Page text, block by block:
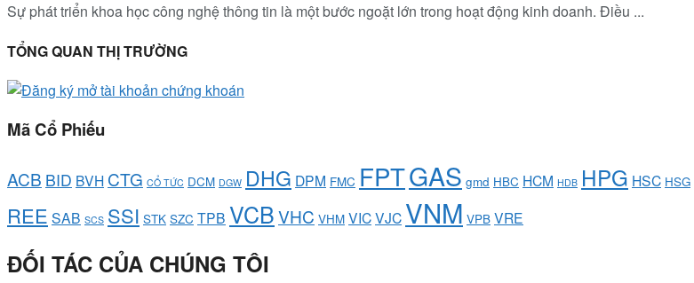
Sự phát triển khoa học công nghệ thông tin là một bước ngoặt lớn trong hoạt động kinh doanh. Điều ...
TỔNG QUAN THỊ TRƯỜNG
Mã Cổ Phiếu
ACB BID BVH CTG CỔ TỨC DCM DGW DHG DPM FMC FPTGAS gmd HBC HCM HDB HPG HSC HSG
REE SAB SCS SSI STK SZC TPB VCBVHC VHM VICVJC VNM VPB VRE
ĐỐI TÁC CỦA CHÚNG TÔI